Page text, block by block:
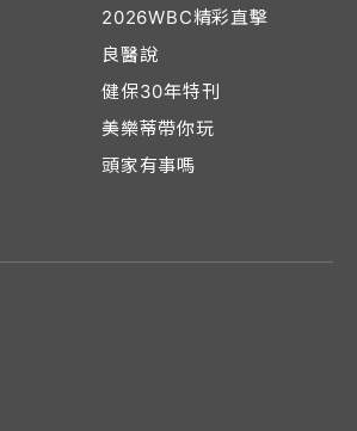
2026WBC精彩直擊
良醫說
健保30年特刊
美樂蒂帶你玩
頭家有事嗎